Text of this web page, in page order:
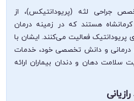
جراحی لثه (پریودانتیکس)، از
هستند که در زمینه درمان
پریودانتیک فعالیت می‌کنند. ایشان با
درمانی و دانش تخصصی خود، خدمات
سلامت دهان و دندان بیماران ارائه